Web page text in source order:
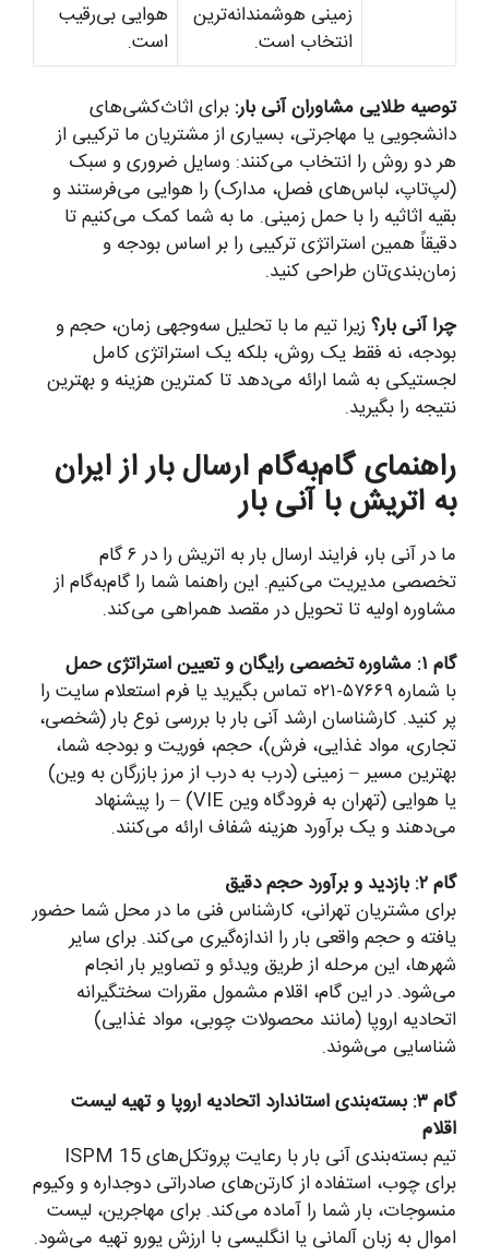
زمینی هوشمندانه‌ترین
انتخاب است.
هوایی بی‌رقیب
است.
توصیه طلایی مشاوران آنی بار: برای اثاث‌کشی‌های
دانشجویی یا مهاجرتی، بسیاری از مشتریان ما ترکیبی از
هر دو روش را انتخاب می‌کنند: وسایل ضروری و سبک
(لپ‌تاپ، لباس‌های فصل، مدارک) را هوایی می‌فرستند و
بقیه اثاثیه را با حمل زمینی. ما به شما کمک می‌کنیم تا
دقیقاً همین استراتژی ترکیبی را بر اساس بودجه و
زمان‌بندی‌تان طراحی کنید.
چرا آنی بار؟ زیرا تیم ما با تحلیل سه‌وجهی زمان، حجم و
بودجه، نه فقط یک روش، بلکه یک استراتژی کامل
لجستیکی به شما ارائه می‌دهد تا کمترین هزینه و بهترین
نتیجه را بگیرید.
راهنمای گام‌به‌گام ارسال بار از ایران
به اتریش با آنی بار
ما در آنی بار، فرایند ارسال بار به اتریش را در ۶ گام
تخصصی مدیریت می‌کنیم. این راهنما شما را گام‌به‌گام از
مشاوره اولیه تا تحویل در مقصد همراهی می‌کند.
گام ۱: مشاوره تخصصی رایگان و تعیین استراتژی حمل
با شماره ۵۷۶۶۹-۰۲۱ تماس بگیرید یا فرم استعلام سایت را
پر کنید. کارشناسان ارشد آنی بار با بررسی نوع بار (شخصی،
تجاری، مواد غذایی، فرش)، حجم، فوریت و بودجه شما،
بهترین مسیر – زمینی (درب به درب از مرز بازرگان به وین)
یا هوایی (تهران به فرودگاه وین VIE) – را پیشنهاد
می‌دهند و یک برآورد هزینه شفاف ارائه می‌کنند.
گام ۲: بازدید و برآورد حجم دقیق
برای مشتریان تهرانی، کارشناس فنی ما در محل شما حضور
یافته و حجم واقعی بار را اندازه‌گیری می‌کند. برای سایر
شهرها، این مرحله از طریق ویدئو و تصاویر بار انجام
می‌شود. در این گام، اقلام مشمول مقررات سختگیرانه
اتحادیه اروپا (مانند محصولات چوبی، مواد غذایی)
شناسایی می‌شوند.
گام ۳: بسته‌بندی استاندارد اتحادیه اروپا و تهیه لیست
اقلام
تیم بسته‌بندی آنی بار با رعایت پروتکل‌های ISPM 15
برای چوب، استفاده از کارتن‌های صادراتی دوجداره و وکیوم
منسوجات، بار شما را آماده می‌کند. برای مهاجرین، لیست
اموال به زبان آلمانی یا انگلیسی با ارزش یورو تهیه می‌شود.